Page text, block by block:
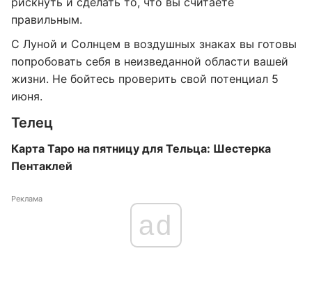
правильным.
С Луной и Солнцем в воздушных знаках вы готовы
попробовать себя в неизведанной области вашей
жизни. Не бойтесь проверить свой потенциал 5
июня.
Телец
Карта Таро на пятницу для Тельца: Шестерка
Пентаклей
Реклама
ad